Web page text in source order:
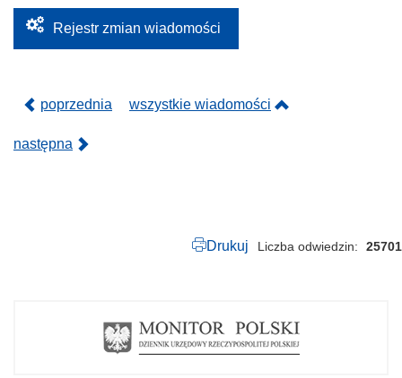
2
p
d
Rejestr zmian wiadomości
poprzednia wszystkie wiadomości
następna
Drukuj Liczba odwiedzin 25701